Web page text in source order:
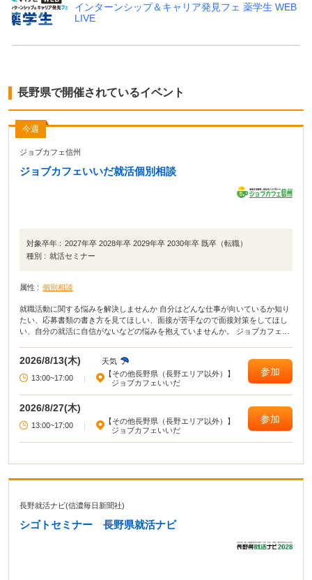
インターンシップ＆キャリア発見フェ 薬学生 WEB
LIVE
長野県で開催されているイベント
今週
ジョブカフェ信州
ジョブカフェいいだ就活個別相談
対象卒年 : 2027年卒 2028年卒 2029年卒 2030年卒 既卒（転職）
種別 : 就活セミナー
属性 : 個別相談
就職活動に関する悩みを解決しませんか 自分はどんな仕事が向いているか知り
たい、応募書類の書き方を見てほしい、面接が苦手なので面接対策をしてほし
い、自分の就活に自信がないなどの悩みを抱えていませんか。 ジョブカフェい
コンサルタントによる個別相談を実施します。 なお、この事業は、ジョブカフ
ェ信州との共催です。
2026/8/13(木)
天気
13:00~17:00
|
【その他長野県（長野エリア以外）】
ジョブカフェいいだ
参加
2026/8/27(木)
13:00~17:00 |
【その他長野県（長野エリア以外）】
ジョブカフェいいだ
参加
長野就活ナビ(信濃毎日新聞社)
シゴトセミナー 長野県就活ナビ